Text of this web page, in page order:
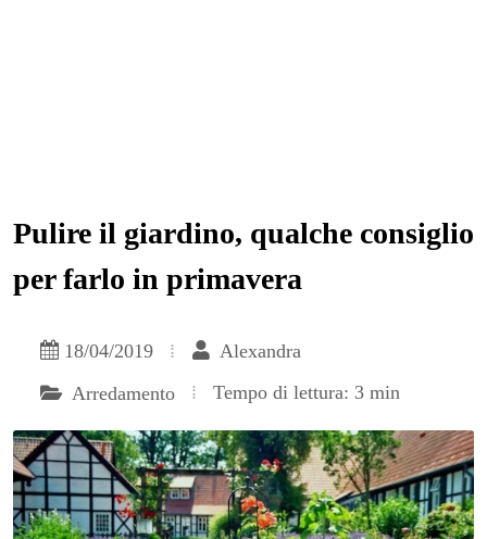
Pulire il giardino, qualche consiglio
per farlo in primavera
18/04/2019
Alexandra
Arredamento
Tempo di lettura: 3 min